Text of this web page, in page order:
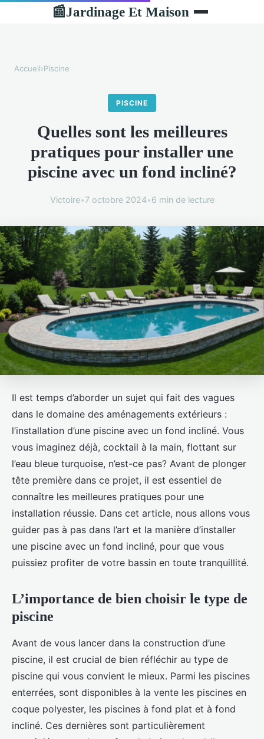
📰Jardinage Et Maison
Accueil›Piscine
PISCINE
Quelles sont les meilleures
pratiques pour installer une
piscine avec un fond incliné?
Victoire•7 octobre 2024•6 min de lecture
Il est temps d’aborder un sujet qui fait des vagues
dans le domaine des aménagements extérieurs :
l’installation d’une piscine avec un fond incliné. Vous
vous imaginez déjà, cocktail à la main, flottant sur
l’eau bleue turquoise, n’est-ce pas? Avant de plonger
tête première dans ce projet, il est essentiel de
connaître les meilleures pratiques pour une
installation réussie. Dans cet article, nous allons vous
guider pas à pas dans l’art et la manière d’installer
une piscine avec un fond incliné, pour que vous
puissiez profiter de votre bassin en toute tranquillité.
L’importance de bien choisir le type de
piscine
Avant de vous lancer dans la construction d’une
piscine, il est crucial de bien réfléchir au type de
piscine qui vous convient le mieux. Parmi les piscines
enterrées, sont disponibles à la vente les piscines en
coque polyester, les piscines à fond plat et à fond
incliné. Ces dernières sont particulièrement